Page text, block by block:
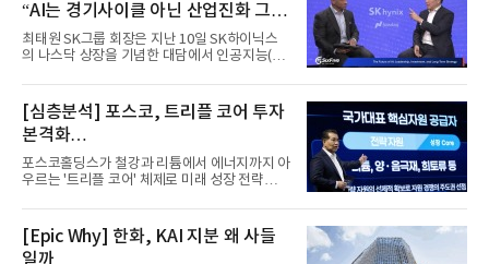
“AI는 경기사이클 아닌 산업진화 그
자체”
최태원 SK그룹 회장은 지난 10일 SK하이닉스
의 나스닥 상장을 기념한 대담에서 인공지능(AI)
[심층분석] 포스코, 트리플 코어 투자
본격화
16조7천억원 투자 재원 마련 전략은?
포스코홀딩스가 철강과 리튬에서 에너지까지 아
우르는 '트리플 코어' 체제로 미래 성장 전략을
[Epic Why] 한화, KAI 지분 왜 사들
일까